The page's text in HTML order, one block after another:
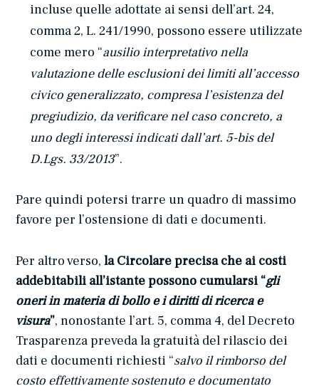
incluse quelle adottate ai sensi dell’art. 24,
comma 2, L. 241/1990, possono essere utilizzate
come mero “ausilio interpretativo nella
valutazione delle esclusioni dei limiti all’accesso
civico generalizzato, compresa l’esistenza del
pregiudizio, da verificare nel caso concreto, a
uno degli interessi indicati dall’art. 5-bis del
D.Lgs. 33/2013”.
Pare quindi potersi trarre un quadro di massimo
favore per l’ostensione di dati e documenti.
Per altro verso,la Circolare precisa che ai costi
addebitabili all’istante possono cumularsi “gli
oneri in materia di bollo e i diritti di ricerca e
visura”, nonostante l’art. 5, comma 4, del Decreto
Trasparenza preveda la gratuità del rilascio dei
dati e documenti richiesti “salvo il rimborso del
costo effettivamente sostenuto e documentato